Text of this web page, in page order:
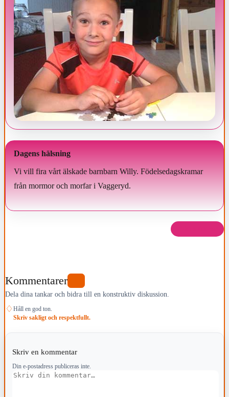
Dagens hälsning
Vi vill fira vårt älskade barnbarn Willy. Födelsedagskramar
från mormor och morfar i Vaggeryd.
Kommentarer
Dela dina tankar och bidra till en konstruktiv diskussion.
♢ Håll en god ton.
Skriv sakligt och respektfullt.
Skriv en kommentar
Din e-postadress publiceras inte.
Kommentar